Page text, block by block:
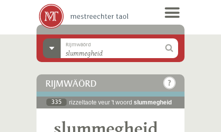
Rijmwäörd
RIJMWÄÖRD
335 rizzeltaote veur 't woord slummegheid